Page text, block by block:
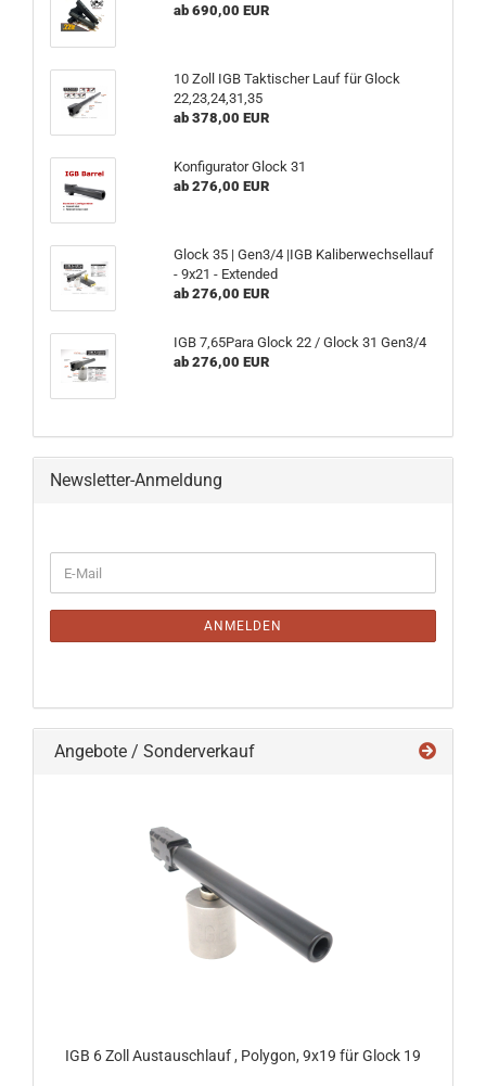
ab 690,00 EUR
10 Zoll IGB Taktischer Lauf für Glock
22,23,24,31,35
ab 378,00 EUR
Konfigurator Glock 31
ab 276,00 EUR
Glock 35 | Gen3/4 |IGB Kaliberwechsellauf
- 9x21 - Extended
ab 276,00 EUR
IGB 7,65Para Glock 22 / Glock 31 Gen3/4
ab 276,00 EUR
Newsletter-Anmeldung
ZUR
E-
Mail
ANMELDEN
Angebote / Sonderverkauf
IGB 6 Zoll Austauschlauf , Polygon, 9x19 für Glock 19